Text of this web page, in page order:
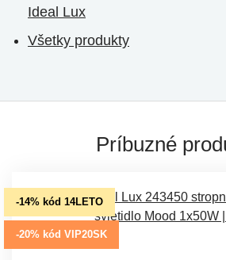
Ideal Lux
Všetky produkty
Príbuzné
-14% kód 14LETO
-20% kód VIP20SK